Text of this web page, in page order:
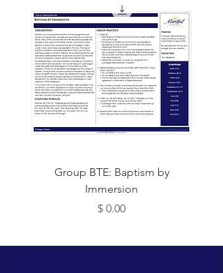
Group BTE: Baptism by
Immersion
Price
$ 0.00